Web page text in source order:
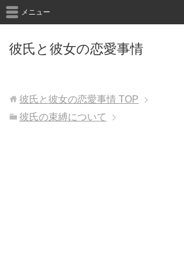
彼氏と彼女の恋愛事情
メニュー
彼氏と彼女の恋愛事情 TOP
彼氏の束縛について